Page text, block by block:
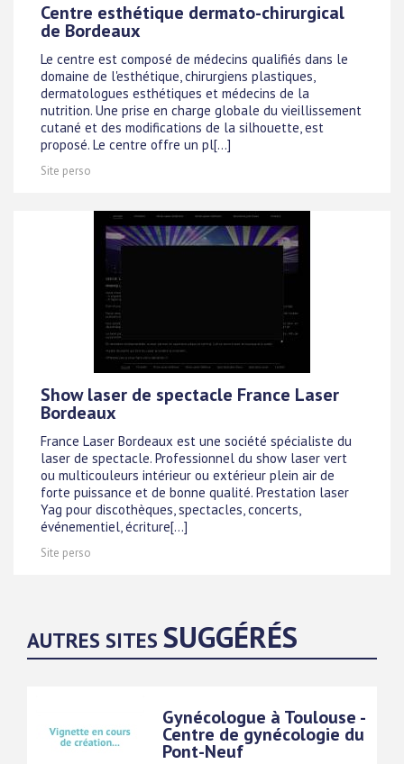
Centre esthétique dermato-chirurgical
de Bordeaux
Le centre est composé de médecins qualifiés dans le
domaine de l'esthétique, chirurgiens plastiques,
dermatologues esthétiques et médecins de la
nutrition. Une prise en charge globale du vieillissement
cutané et des modifications de la silhouette, est
proposé. Le centre offre un pl[...]
Site perso
Show laser de spectacle France Laser
Bordeaux
France Laser Bordeaux est une société spécialiste du
laser de spectacle. Professionnel du show laser vert
ou multicouleurs intérieur ou extérieur plein air de
forte puissance et de bonne qualité. Prestation laser
Yag pour discothèques, spectacles, concerts,
événementiel, écriture[...]
Site perso
AUTRES SITES SUGGÉRÉS
Gynécologue à Toulouse -
Centre de gynécologie du
Pont-Neuf